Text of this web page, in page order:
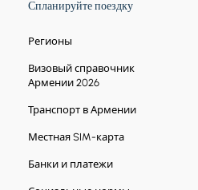
Спланируйте поездку
Регионы
Визовый справочник
Армении 2026
Транспорт в Армении
Местная SIM-карта
Банки и платежи